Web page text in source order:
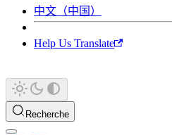
中文（中国）
Help Us Translate
Recherche